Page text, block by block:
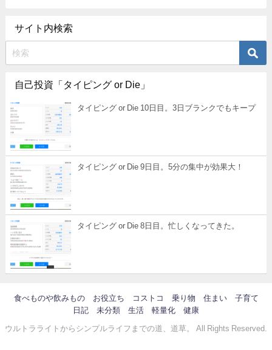
サイト内検索
自己投資「タイピング or Die」
タイピング or Die 10日目。3日ブランクでもキープ
タイピング or Die 9日目。5分の集中が効果大！
タイピング or Die 8日目。忙しくなってきた。
食べものや飲みもの お役立ち コストコ 乗り物 住まい
子育て
日記
未分類 生活 軽量化 健康
ウルトラライトからシンプルライフまでの道、道草。 All Rights Reserved.